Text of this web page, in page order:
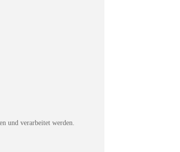
und verarbeitet werden.